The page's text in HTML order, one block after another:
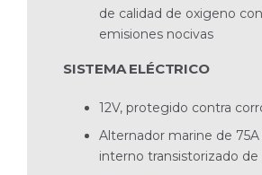
de calidad de oxigeno
emisiones nocivas
SISTEMA ELÉCTRICO
12V, protegido contra
Alternador marine de
interno transistorizado